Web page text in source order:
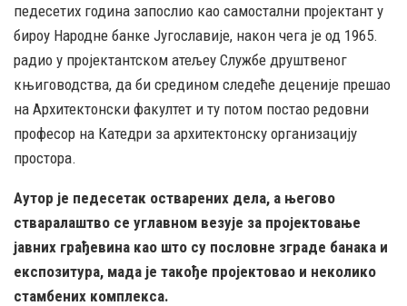
педесетих година запослио као самостални пројектант у
бироу Народне банке Југославије, након чега је од 1965.
радио у пројектантском атељеу Службе друштвеног
књиговодства, да би средином следеће деценије прешао
на Архитектонски факултет и ту потом постао редовни
професор на Катедри за архитектонску организацију
простора.
Аутор је педесетак остварених дела, а његово
стваралаштво се углавном везује за пројектовање
јавних грађевина као што су пословне зграде банака и
експозитура, мада је такође пројектовао и неколико
стамбених комплекса.